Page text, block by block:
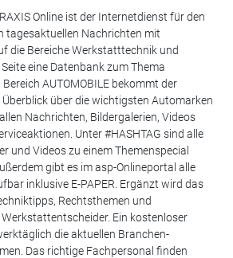
Online ist der Internetdienst für den
tagesaktuellen Nachrichten mit
die Bereiche Werkstatttechnik und
eine Datenbank zum Thema
Bereich AUTOMOBILE bekommt der
über die wichtigsten Automarken
Nachrichten, Bildergalerien, Videos
Unter #HASHTAG sind alle
und Videos zu einem Themenspecial
gibt es im asp-Onlineportal alle
inklusive E-PAPER. Ergänzt wird das
Rechtsthemen und
Ein kostenloser
die aktuellen Branchen-
Das richtige Fachpersonal finden